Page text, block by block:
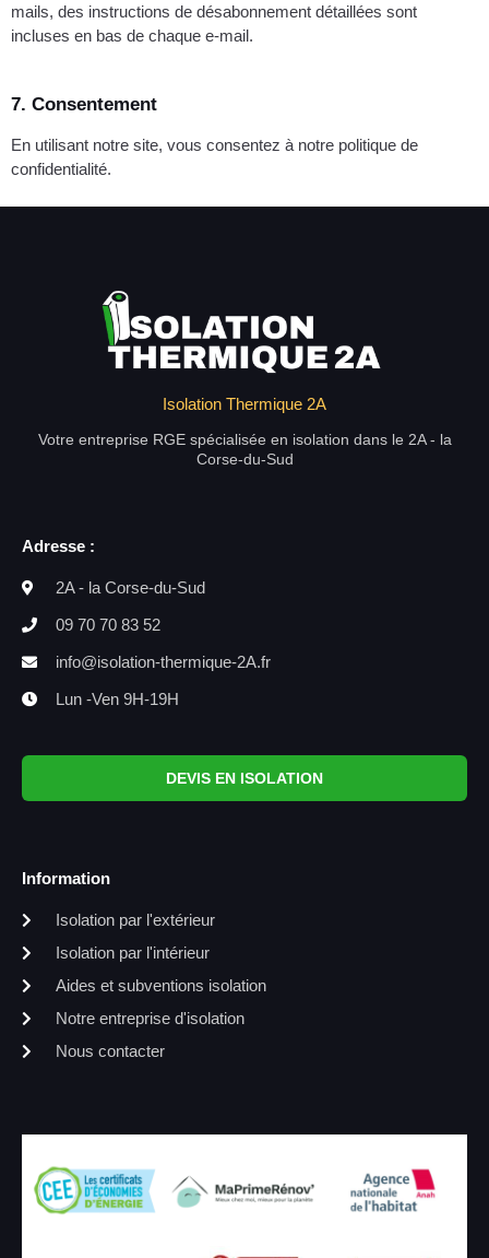
mails, des instructions de désabonnement détaillées sont
incluses en bas de chaque e-mail.
7. Consentement
En utilisant notre site, vous consentez à notre politique de
confidentialité.
Isolation Thermique 2A
Votre entreprise RGE spécialisée en isolation dans le 2A - la
Corse-du-Sud
Adresse :
2A - la Corse-du-Sud
09 70 70 83 52
info@isolation-thermique-2A.fr
Lun -Ven 9H-19H
DEVIS EN ISOLATION
Information
Isolation par l'extérieur
Isolation par l'intérieur
Aides et subventions isolation
Notre entreprise d'isolation
Nous contacter